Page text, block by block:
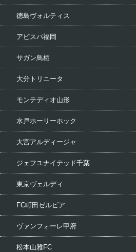
徳島ヴォルティス
アビスパ福岡
サガン鳥栖
大分トリニータ
モンテディオ山形
水戸ホーリーホック
大宮アルディージャ
ジェフユナイテッド千葉
東京ヴェルディ
FC町田ゼルビア
ヴァンフォーレ甲府
松本山雅FC